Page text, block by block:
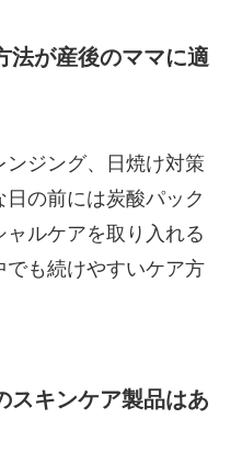
法が産後のママに適
ジング、日焼け対策
の前には炭酸パック
ルケアを取り入れる
も続けやすいケア方
スキンケア製品はあ